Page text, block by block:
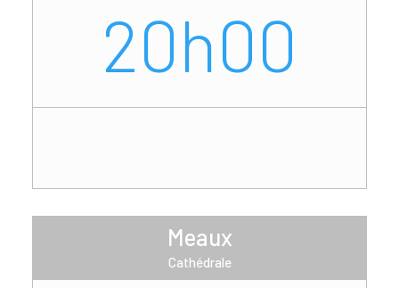
20h00
Meaux
Cathédrale